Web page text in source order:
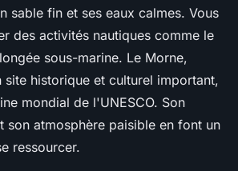
sable fin et ses eaux calmes. Vous
des activités nautiques comme le
sous-marine. Le Morne,
site historique et culturel important,
mondial de l'UNESCO. Son
son atmosphère paisible en font un
ressourcer.